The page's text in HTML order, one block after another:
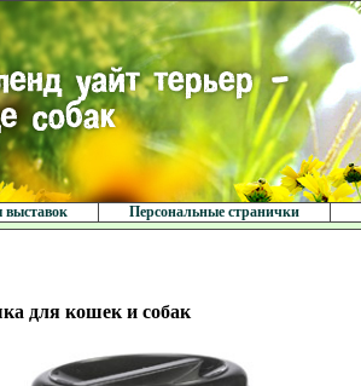
выставок
Персональные странички
для кошек и собак